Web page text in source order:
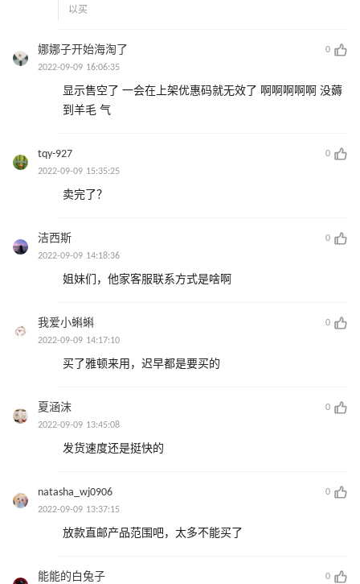
以买
娜娜子开始海淘了
0
2022-09-09 16:06:35
显示售空了 一会在上架优惠码就无效了 啊啊啊啊啊 没薅
到羊毛 气
tqy-927
0
2022-09-09 15:35:25
卖完了？
洁西斯
0
2022-09-09 14:18:36
姐妹们，他家客服联系方式是啥啊
我爱小蝌蝌
0
2022-09-09 14:17:10
买了雅顿来用，迟早都是要买的
夏涵沫
0
2022-09-09 13:45:08
发货速度还是挺快的
natasha_wj0906
0
2022-09-09 13:37:15
放款直邮产品范围吧，太多不能买了
能能的白兔子 0